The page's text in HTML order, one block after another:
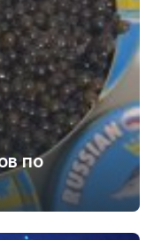
по